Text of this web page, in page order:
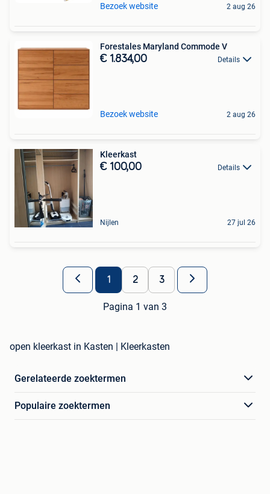
Bezoek website 2 aug 26
Forestales Maryland Commode V
€ 1.834,00 Details
Bezoek website 2 aug 26
Kleerkast
€ 100,00 Details
Nijlen 27 jul 26
1 2 3
Pagina 1 van 3
open kleerkast in Kasten | Kleerkasten
Gerelateerde zoektermen
Populaire zoektermen